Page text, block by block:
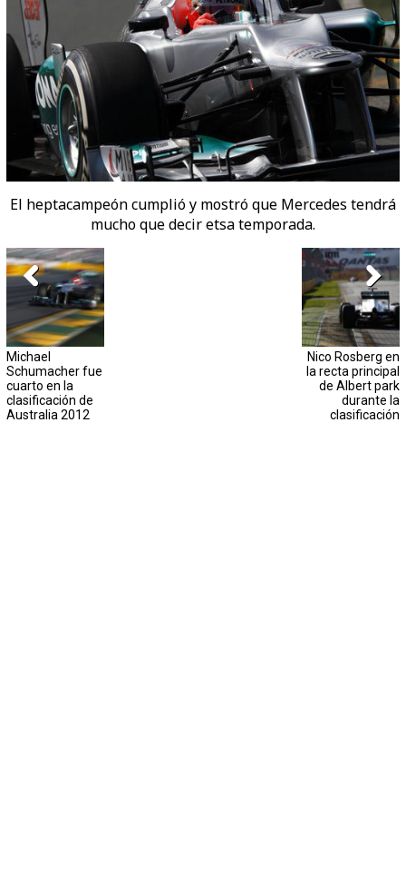
El heptacampeón cumplió y mostró que Mercedes tendrá
mucho que decir etsa temporada.
Michael
Schumacher fue
cuarto en la
clasificación de
Australia 2012
Nico Rosberg en
la recta principal
de Albert park
durante la
clasificación